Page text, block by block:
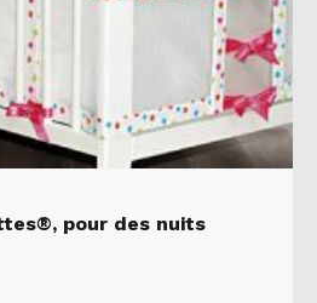
pour des nuits